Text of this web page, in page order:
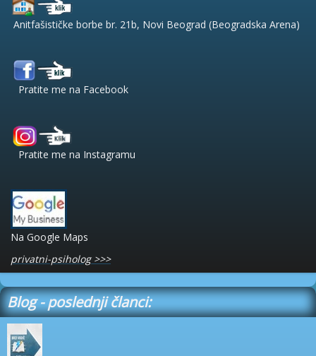
Anitfašističke borbe br. 21b, Novi Beograd (Beogradska Arena)
Pratite me na Facebook
Pratite me na Instagramu
Na Google Maps
privatni-psiholog >>>
Blog - poslednji članci: